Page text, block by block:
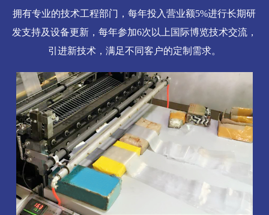
拥有专业的技术工程部门，每年投入营业额5%进行长期研
发支持及设备更新，每年参加6次以上国际博览技术交流，
引进新技术，满足不同客户的定制需求。